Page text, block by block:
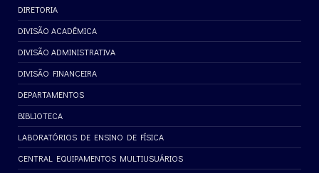
DIRETORIA
DIVISÃO ACADÊMICA
DIVISÃO ADMINISTRATIVA
DIVISÃO FINANCEIRA
DEPARTAMENTOS
BIBLIOTECA
LABORATÓRIOS DE ENSINO DE FÍSICA
CENTRAL EQUIPAMENTOS MULTIUSUÁRIOS